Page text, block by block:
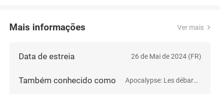
Mais informações Ver mais
Data de estreia 26 de Mai de 2024 (FR)
Também conhecido como Apocalypse: Les débarquements